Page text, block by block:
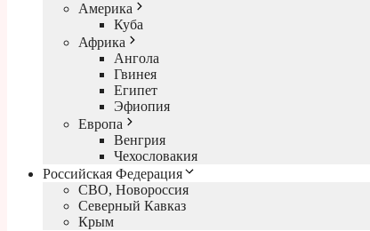
Америка
Куба
Африка
Ангола
Гвинея
Египет
Эфиопия
Европа
Венгрия
Чехословакия
Российская Федерация
СВО, Новороссия
Северный Кавказ
Крым